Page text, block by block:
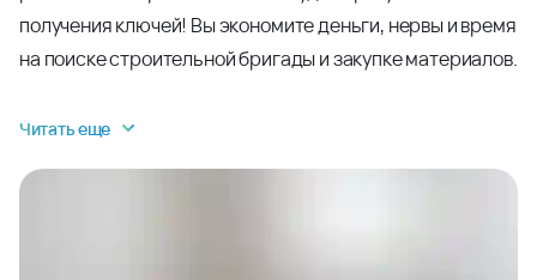
получения ключей! Вы экономите деньги, нервы и время
на поиске строительной бригады и закупке материалов.
Читать еще